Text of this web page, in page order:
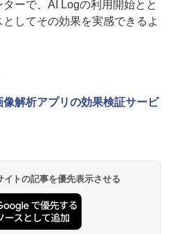
ーで、AI Logの利用開始とと
してその効果を実感できるよ
解析アプリの効果検証サービ
トの記事を優先表示させる